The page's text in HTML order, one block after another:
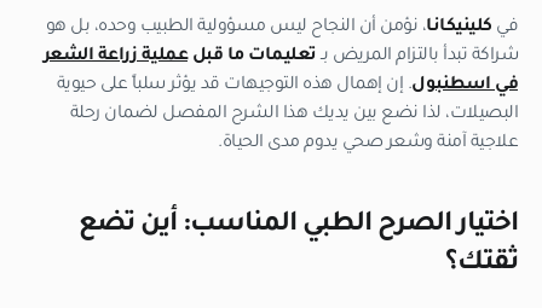
في كلينيكانا، نؤمن أن النجاح ليس مسؤولية الطبيب وحده، بل هو
شراكة تبدأ بالتزام المريض بـ تعليمات ما قبلعملية زراعة الشعر
في اسطنبول. إن إهمال هذه التوجيهات قد يؤثر سلباً على حيوية
البصيلات، لذا نضع بين يديك هذا الشرح المفصل لضمان رحلة
علاجية آمنة وشعر صحي يدوم مدى الحياة.
اختيار الصرح الطبي المناسب: أين تضع
ثقتك؟